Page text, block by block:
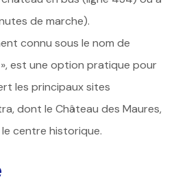
de marche).
connu sous le nom de
», est une option pratique pour
les principaux sites
dont le Château des Maures,
le centre historique.